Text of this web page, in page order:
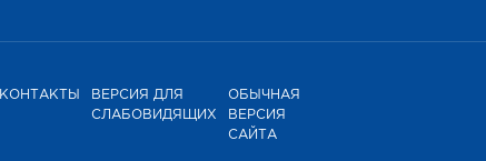
КОНТАКТЫ
ВЕРСИЯ ДЛЯ
СЛАБОВИДЯЩИХ
ОБЫЧНАЯ
ВЕРСИЯ
САЙТА